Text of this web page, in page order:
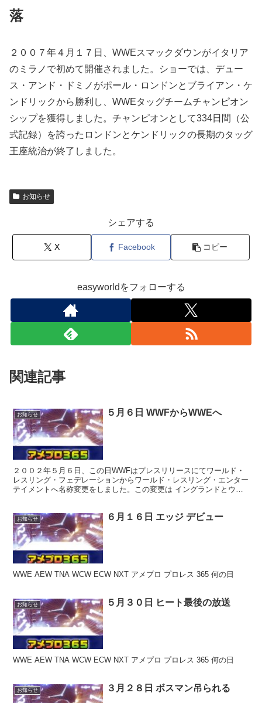
落
２００７年４月１７日、WWEスマックダウンがイタリア
のミラノで初めて開催されました。ショーでは、デュー
ス・アンド・ドミノがポール・ロンドンとブライアン・ケ
ンドリックから勝利し、WWEタッグチームチャンピオン
シップを獲得しました。チャンピオンとして334日間（公
式記録）を誇ったロンドンとケンドリックの長期のタッグ
王座統治が終了しました。
お知らせ
シェアする
X Facebook コピー
easyworldをフォローする
関連記事
お知らせ ５月６日 WWFからWWEへ
２００２年５月６日、この日WWFはプレスリリースにてワールド・
レスリング・フェデレーションからワールド・レスリング・エンター
テイメントへ名称変更をしました。この変更は イングランドとウェ
お知らせ ６月１６日 エッジ デビュー
WWE AEW TNA WCW ECW NXT アメプロ プロレス 365 何の日
お知らせ ５月３０日 ヒート最後の放送
WWE AEW TNA WCW ECW NXT アメプロ プロレス 365 何の日
お知らせ ３月２８日 ボスマン吊られる